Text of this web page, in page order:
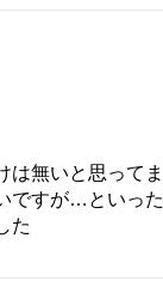
無いと思って
ですが…といっ
た